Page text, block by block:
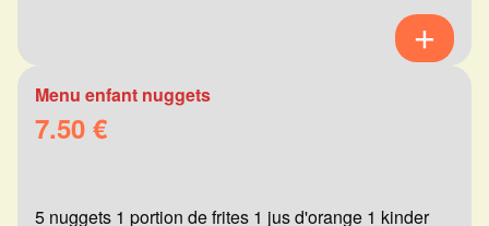
Menu enfant nuggets
7.50 €
5 nuggets 1 portion de frites 1 jus d'orange 1 kinder